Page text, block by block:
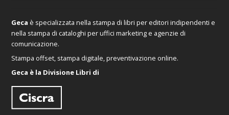
Geca è specializzata nella stampa di libri per editori indipendenti e
nella stampa di cataloghi per uffici marketing e agenzie di
comunicazione.
Stampa offset, stampa digitale, preventivazione online.
Geca è la Divisione Libri di